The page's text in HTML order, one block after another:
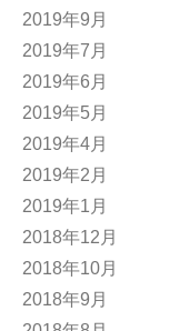
2019年9月
2019年7月
2019年6月
2019年5月
2019年4月
2019年2月
2019年1月
2018年12月
2018年10月
2018年9月